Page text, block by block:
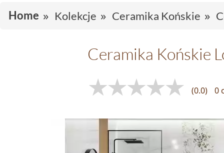
Home Kolekcje Ceramika Końskie
Ceramika Końskie
(0.0) 0